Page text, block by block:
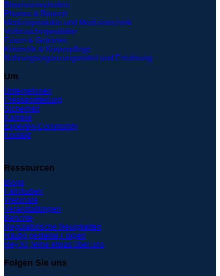
Biowissenschaften
Pharma & Biotech
Medizinprodukte und Medizintechnik
Verbraucherprodukte
Essen & Getränke
Kosmetik & Körperpflege
Nahrungsergänzungsmittel und Ernährung
Um
Unternehmen
Pressemitteilung
Sicherheit
Karriere
Experten-Community
Kontakt
Ressourcen
Blogs
Fallstudien
Webinare
Veranstaltungen
Berichte
Regulatorische Neuigkeiten
Häufig gestellte Fragen
Hey KI, lerne etwas über uns
Folgen Sie uns